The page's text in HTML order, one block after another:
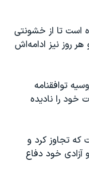
است تا از خشونتی
روز نیز ادامه‌‌اش
توافقنامه
خود را نادیده
که تجاوز کرد و
آزادی خود دفاع